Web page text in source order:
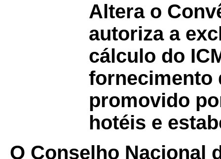
Altera o
autoriza a
cálculo do
fornecimento
promovido
hotéis e
O Conselho Nacional